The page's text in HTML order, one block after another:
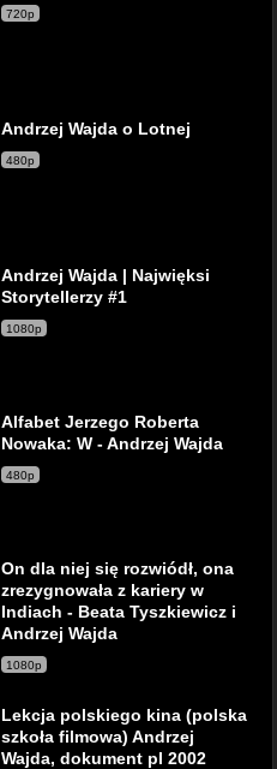
720p
Andrzej Wajda o Lotnej
480p
Andrzej Wajda | Najwięksi
Storytellerzy #1
1080p
Alfabet Jerzego Roberta
Nowaka: W - Andrzej Wajda
480p
On dla niej się rozwiódł, ona
zrezygnowała z kariery w
Indiach - Beata Tyszkiewicz i
Andrzej Wajda
1080p
Lekcja polskiego kina (polska
szkoła filmowa) Andrzej
Wajda, dokument pl 2002